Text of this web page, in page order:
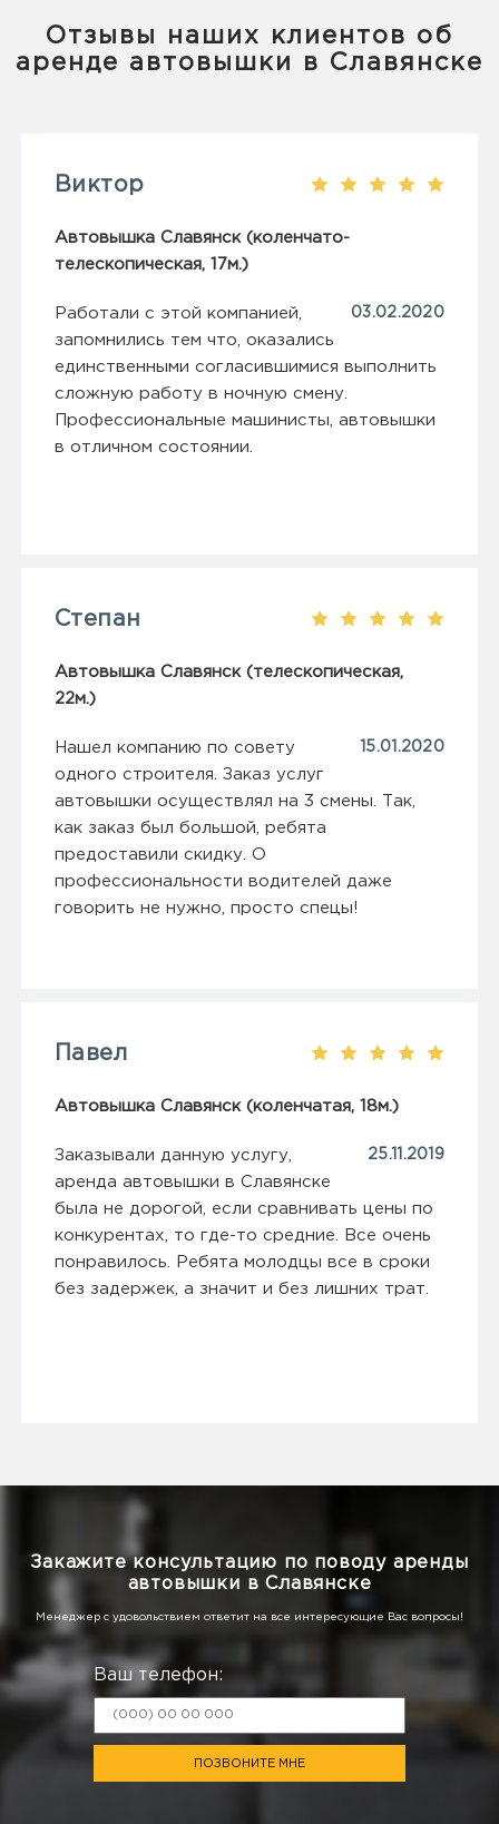
Отзывы наших клиентов об
аренде автовышки в Славянске
Виктор
Автовышка Славянск (коленчато-
телескопическая, 17м.)
03.02.2020
Работали с этой компанией,
запомнились тем что, оказались
единственными согласившимися выполнить
сложную работу в ночную смену.
Профессиональные машинисты, автовышки
в отличном состоянии.
Степан
Автовышка Славянск (телескопическая,
22м.)
15.01.2020
Нашел компанию по совету
одного строителя. Заказ услуг
автовышки осуществлял на 3 смены. Так,
как заказ был большой, ребята
предоставили скидку. О
профессиональности водителей даже
говорить не нужно, просто спецы!
Павел
Автовышка Славянск (коленчатая, 18м.)
25.11.2019
Заказывали данную услугу,
аренда автовышки в Славянске
была не дорогой, если сравнивать цены по
конкурентах, то где-то средние. Все очень
понравилось. Ребята молодцы все в сроки
без задержек, а значит и без лишних трат.
Закажите консультацию по поводу аренды
автовышки в Славянске
Менеджер с удовольствием ответит на все интересующие Вас вопросы!
Ваш телефон:
ПОЗВОНИТЕ МНЕ